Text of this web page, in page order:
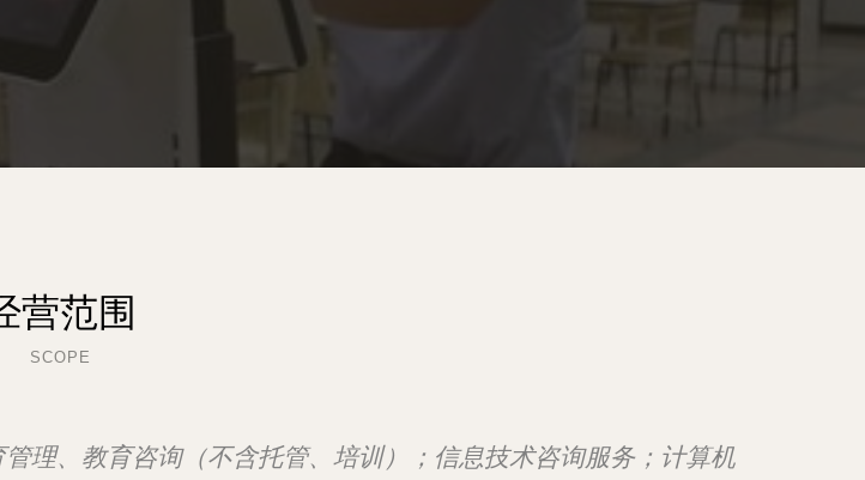
营范围
SCOPE
理、教育咨询（不含托管、培训）；信息技术咨询服务；计算机